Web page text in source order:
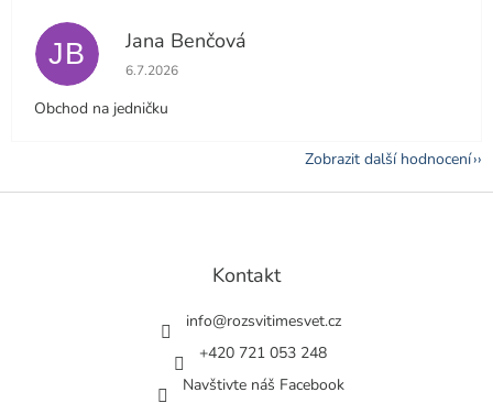
JB Jana Benčová
Hodnocení obchodu je 5 z 5 hvězdiček.
6.7.2026
Obchod na jedničku
Zobrazit další hodnocení
Z
Kontakt
info@rozsvitimesvet.cz
+420 721 053 248
Navštivte náš Facebook